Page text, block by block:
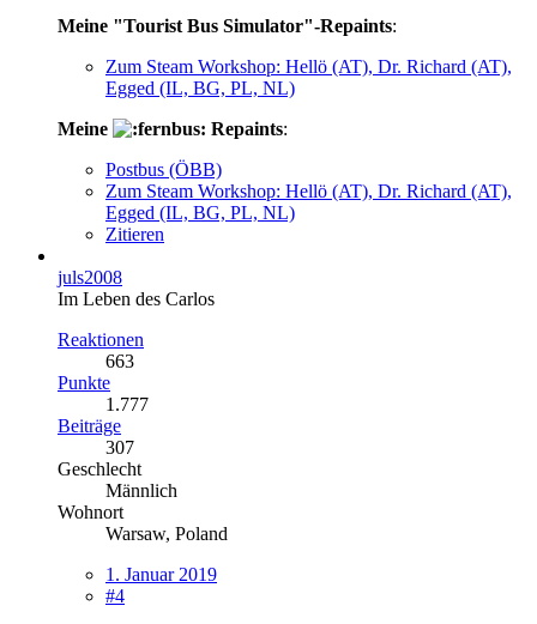
Meine "Tourist Bus Simulator"-Repaints:
Zum Steam Workshop: Hellö (AT), Dr. Richard (AT),
Egged (IL, BG, PL, NL)
Meine
Repaints:
Postbus (ÖBB)
Zum Steam Workshop: Hellö (AT), Dr. Richard (AT),
Egged (IL, BG, PL, NL)
Zitieren
juls2008
Im Leben des Carlos
Reaktionen
663
Punkte
1.777
Beiträge
307
Geschlecht
Männlich
Wohnort
Warsaw, Poland
1. Januar 2019
#4